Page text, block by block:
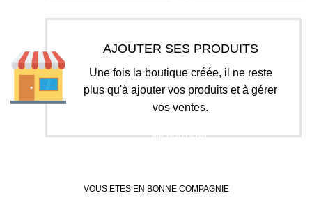
AJOUTER SES PRODUITS
Une fois la boutique créée, il ne reste
plus qu'à ajouter vos produits et à gérer
vos ventes.
MA BOUTIQUE
VOUS ETES EN BONNE COMPAGNIE